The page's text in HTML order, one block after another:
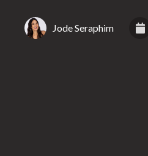
Jode Seraphim